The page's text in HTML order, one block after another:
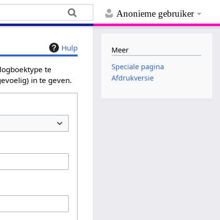
Anonieme gebruiker
Hulp
te
in te geven.
Meer
Speciale pagina
Afdrukversie